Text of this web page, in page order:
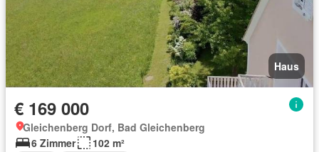
Haus
€ 169 000
Gleichenberg Dorf, Bad Gleichenberg
6 Zimmer
102 m²